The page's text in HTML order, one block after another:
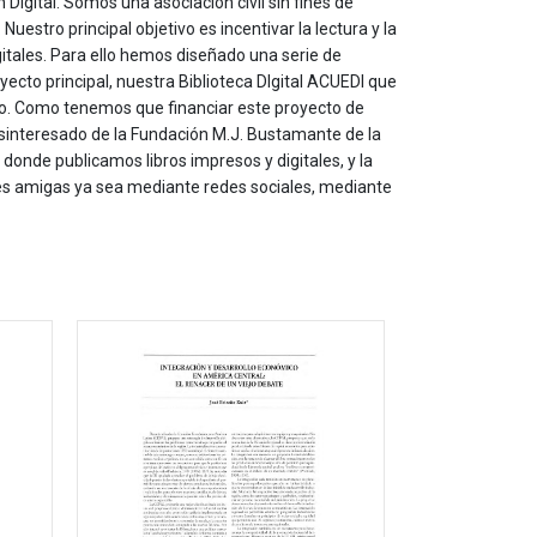
principal objetivo es incentivar la lectura y la
Para ello hemos diseñado una serie de
principal, nuestra Biblioteca DIgital ACUEDI que
Como tenemos que financiar este proyecto de
de la Fundación M.J. Bustamante de la
publicamos libros impresos y digitales, y la
amigas ya sea mediante redes sociales, mediante